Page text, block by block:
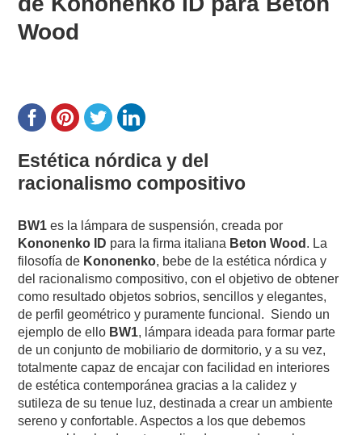
Wood
Estética nórdica y del
racionalismo compositivo
BW1 es la lámpara de suspensión, creada por
Kononenko ID para la firma italiana Beton Wood . La
filosofía de Kononenko, bebe de la estética nórdica y
del racionalismo compositivo, con el objetivo de obtener
como resultado objetos sobrios, sencillos y elegantes,
de perfil geométrico y puramente funcional. Siendo un
ejemplo de ello BW1, lámpara ideada para formar parte
de un conjunto de mobiliario de dormitorio, y a su vez,
totalmente capaz de encajar con facilidad en interiores
de estética contemporánea gracias a la calidez y
sutileza de su tenue luz, destinada a crear un ambiente
sereno y confortable. Aspectos a los que debemos